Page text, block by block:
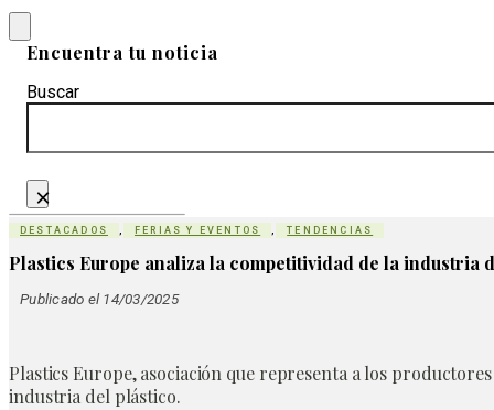
Encuentra tu noticia
Buscar
×
DESTACADOS , FERIAS Y EVENTOS , TENDENCIAS
Plastics Europe analiza la competitividad de la industria
Publicado el 14/03/2025
Plastics Europe, asociación que representa a los
industria del plástico.